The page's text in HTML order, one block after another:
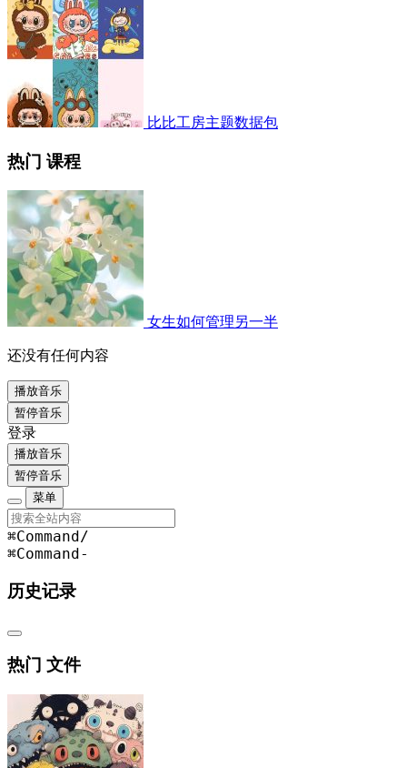
比比工房主题数据包
热门 课程
女生如何管理另一半
还没有任何内容
播放音乐
暂停音乐
登录
播放音乐
暂停音乐
菜单
⌘Command /
⌘Command -
历史记录
热门 文件